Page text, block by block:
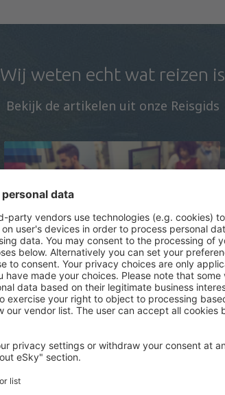
Wij weten echt wat reizen is
Bekijk de artikelen uit onze Reisgids
Wat mag je mee aan boord
nemen van het vliegtuig?
Om veiligheidsredenen wordt in de
welke voorwerpen wel en welke niet
mogen worden vervoerd tijdens de